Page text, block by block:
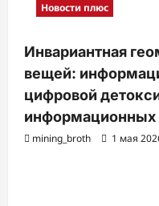
Новости плюс
Инвариантная
вещей:
цифровой
информационных
mining_broth 1 мая